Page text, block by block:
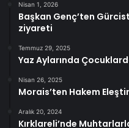
Nisan 1, 2026
Başkan Genç’ten
ziyareti
Temmuz 29, 2025
Yaz Aylarında
Nisan 26, 2025
Morais’ten Hakem
Aralık 20, 2024
Kırklareli’nde